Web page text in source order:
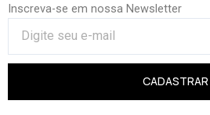
Inscreva-se em nossa Newsletter
CADASTRAR